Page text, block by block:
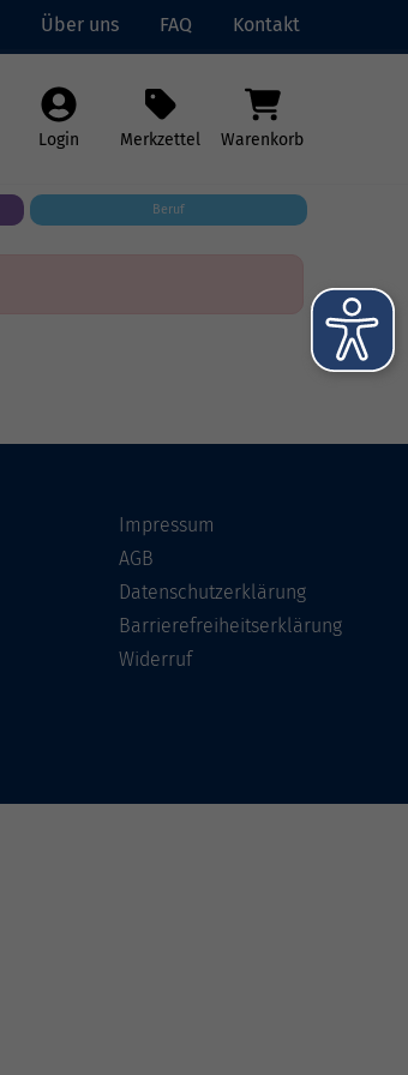
Über uns FAQ Kontakt
Login Merkzettel Warenkorb
Beruf
Impressum
AGB
Datenschutzerklärung
Barrierefreiheitserklärung
Widerruf